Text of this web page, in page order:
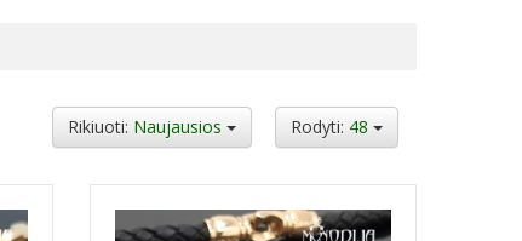
Rikiuoti: Naujausios Rodyti: 48